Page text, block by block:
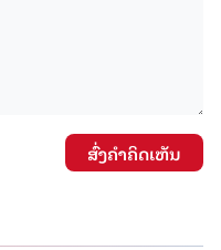
ສົ່ງຄໍາຄິດເຫັນ